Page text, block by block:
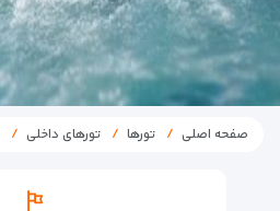
صفحه اصلی تورها تورهای داخلی